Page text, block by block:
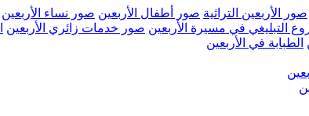
صور الأربعين التراثية صور أطفال الأربعين صور نساء الأربعين
التبليغي في مسيرة الأربعين صور خدمات زائري الأربعين
الطبابة في الأربعين